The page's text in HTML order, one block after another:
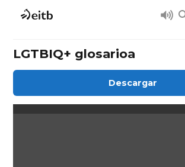
LGTBIQ+ glosarioa
Descargar